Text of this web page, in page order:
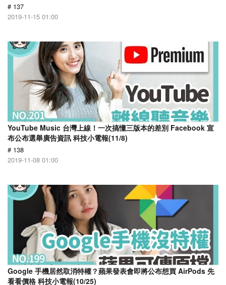
# 137
2019-11-15 01:00
YouTube Music 台灣上線！一次搞懂三版本的差別 Facebook 宣
布公布選舉廣告資訊 科技小電報(11/8)
# 138
2019-11-08 01:00
Google 手機居然取消特權？蘋果發表會即將公布想買 AirPods 先
看看價格 科技小電報(10/25)